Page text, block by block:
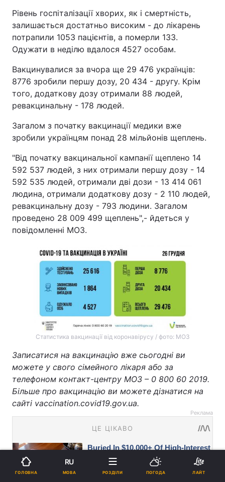
Рівень госпіталізації хворих, як і смертність,
залишається достатньо високим - до лікарень
потрапили 1053 пацієнтів, а померли 133.
Одужати в неділю вдалося 4527 особам.
Вакцинувалися за вчора ще 29 476 українців:
8776 зробили першу дозу, 20 434 - другу. Крім
того, додаткову дозу отримали 88 людей,
ревакцинальну - 178 людей.
Загалом з початку вакцинації медики вже
зробили українцям понад 28 мільйонів щеплень.
"Від початку вакцинальної кампанії щеплено 14
592 537 людей, з них отримали першу дозу - 14
592 535 людей, отримали дві дози - 13 414 061
людина, отримали додаткову дозу - 2 110 людей,
ревакцинальну дозу - 793 людини. Загалом
проведено 28 009 499 щеплень",- йдеться у
повідомленні МОЗ.
Статистика вакцинації від коронавірусу / фото: МОЗ
Записатися на вакцинацію вже сьогодні ви
можете у свого сімейного лікаря або за
телефоном контакт-центру МОЗ – 0 800 60 2019.
Більше про вакцинацію ви можете дізнатися на
сайті vaccination.covid19.gov.ua.
Реклама
ГОЛОВНА
RU
МОВА РОЗДІЛИ ПОГОДА ЛАЙТ